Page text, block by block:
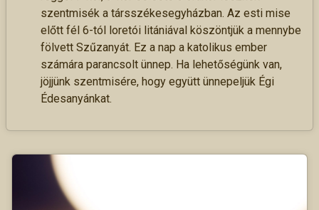
szentmisék a társszékesegyházban. Az esti mise
előtt fél 6-tól loretói litániával köszöntjük a mennybe
fölvett Szűzanyát. Ez a nap a katolikus ember
számára parancsolt ünnep. Ha lehetőségünk van,
jöjjünk szentmisére, hogy együtt ünnepeljük Égi
Édesanyánkat.